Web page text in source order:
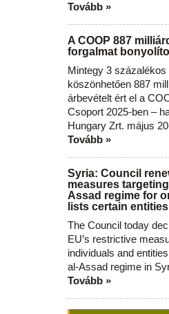
Tovább »
A COOP 887
forgalmat
Mintegy 3
köszönhetően 887
árbevételt ért el a
Csoport 2025-ben –
Hungary Zrt. május
Tovább »
Syria: Council
measures
Assad regime for
lists certain entities
The Council today
EU’s restrictive
individuals and
al-Assad regime in
Tovább »